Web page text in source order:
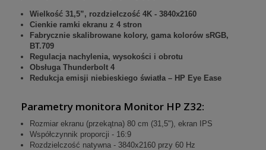
Wielkość 31,5”, rozdzielczość 4K - 3840x2160
Cienkie ramki ekranu z 4 stron
Fabrycznie skalibrowane kolory, gama kolorów sRGB,
BT.709
Regulacja nachylenia, wysokości i obrotu
Obsługa Thunderbolt 4
Redukcja emisji niebieskiego światła – HP Eye Ease
Parametry monitora Monitor HP Z32:
Rozmiar ekranu (przekątna) 80 cm (31,5"), ekran IPS
Współczynnik proporcji - 16:9
Rozdzielczość natywna - 3840x2160 przy 60 Hz